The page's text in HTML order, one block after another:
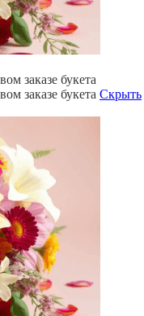
заказе букета
заказе букета Скрыть